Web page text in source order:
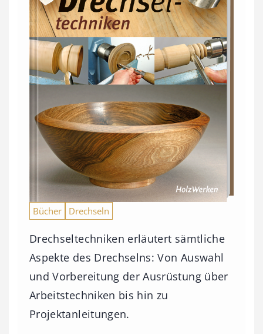
Bücher Drechseln
Drechseltechniken erläutert sämtliche
Aspekte des Drechselns: Von Auswahl
und Vorbereitung der Ausrüstung über
Arbeitstechniken bis hin zu
Projektanleitungen.